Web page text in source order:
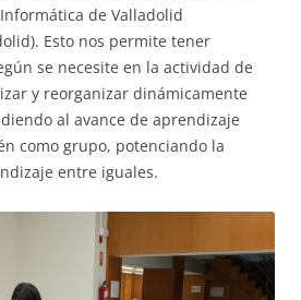
de Valladolid
Esto nos permite tener
se necesite en la actividad de
y reorganizar dinámicamente
al avance de aprendizaje
como grupo, potenciando la
entre iguales.